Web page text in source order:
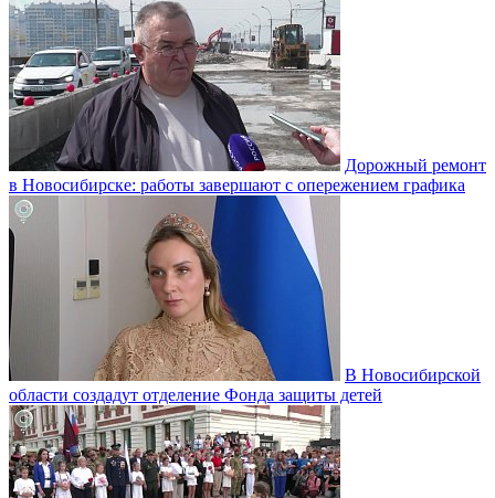
Дорожный ремонт
в Новосибирске: работы завершают с опережением графика
В Новосибирской
области создадут отделение Фонда защиты детей